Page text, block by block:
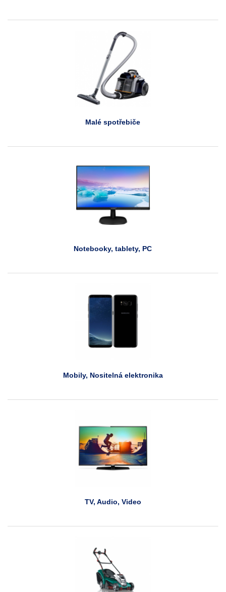
Malé spotřebiče
Notebooky, tablety, PC
Mobily, Nositelná elektronika
TV, Audio, Video